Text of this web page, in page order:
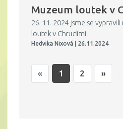
Muzeum loutek v
26. 11. 2024 jsme se
loutek v Chrudimi.
Hedvika Nixová | 26.11.2024
« 1 2 »